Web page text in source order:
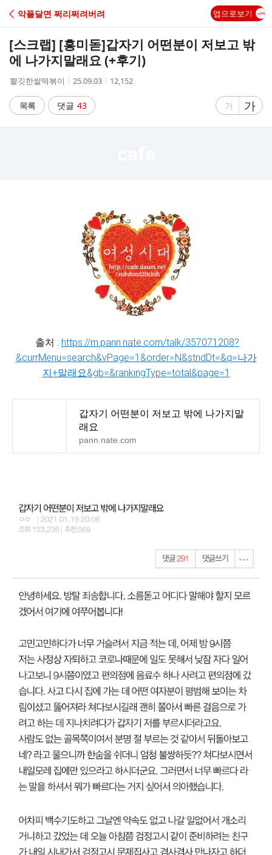
C
A
악플달면 쩌리쩌려버려 앱으로보기
[스크랩] [흥미돋]갑자기 어떤분이 저보고 밖
에 나가지말래요 (+후기)
작
자
쫠깃한쌀떡볶이
작
시
간
25.09.03
조
12,152
목록 댓글 43
글
가
글
자
가
출처 : https://m.pann.nate.com/talk/357071208?
&currMenu=search&vPage=1&order=N&stndDt=&q=나가
지+말래요&gb=&rankingType=total&page=1
갑자기 어떤분이 저보고 밖에 나가지말
래요
pann.nate.com